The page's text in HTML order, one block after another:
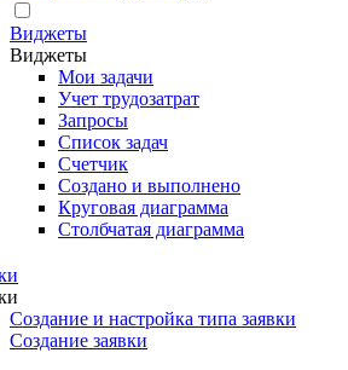
Виджеты
Виджеты
Мои задачи
Учет трудозатрат
Запросы
Список задач
Счетчик
Создано и выполнено
Круговая диаграмма
Столбчатая диаграмма
Создание и настройка типа заявки
Создание заявки